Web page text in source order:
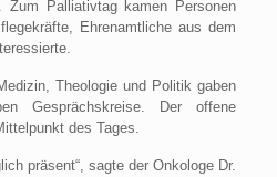
Zum Palliativtag kamen Personen
Ehrenamtliche aus dem
Theologie und Politik gaben
Gesprächskreise. Der offene
des Tages.
präsent“, sagte der Onkologe Dr.